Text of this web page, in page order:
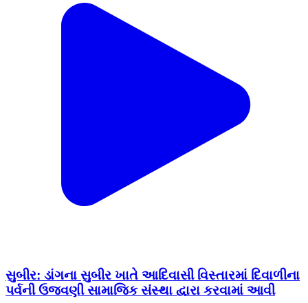
સુબીર: ડાંગના સુબીર ખાતે આદિવાસી વિસ્તારમાં દિવાળીના
પર્વની ઉજવણી સામાજિક સંસ્થા દ્વારા કરવામાં આવી